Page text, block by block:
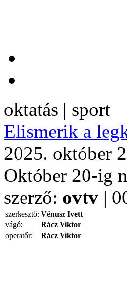
oktatás | sport
Elismerik a
2025. október
Október 20-ig
szerző: ovtv |
szerkesztő: Vénusz Ivett
vágó:
Rácz Viktor
operatőr:
Rácz Viktor